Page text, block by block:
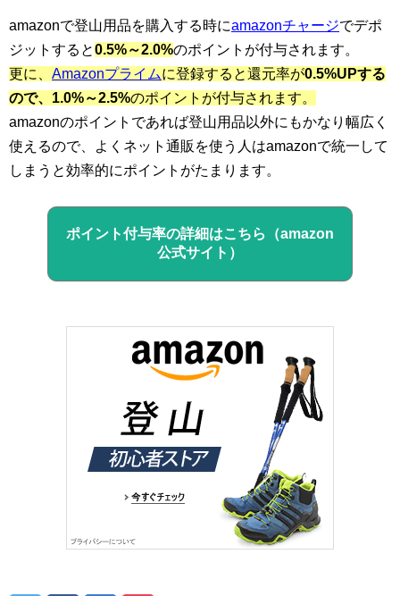
amazonで登山用品を購入する時にamazonチャージでデポ
ジットすると0.5%～2.0%のポイントが付与されます。
更に、 Amazonプライムに登録すると還元率が0.5%UPする
ので、1.0%～2.5%のポイントが付与されます。
amazonのポイントであれば登山用品以外にもかなり幅広く
使えるので、よくネット通販を使う人はamazonで統一して
しまうと効率的にポイントがたまります。
ポイント付与率の詳細はこちら（amazon
公式サイト）